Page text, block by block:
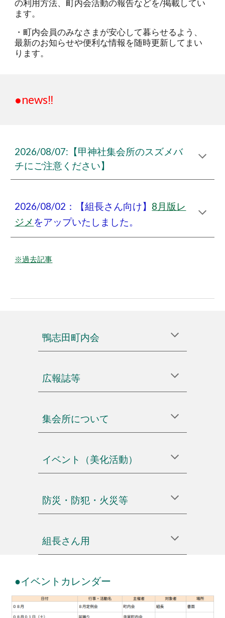
の利用方法、町内会活動の報告などを/掲載してい
ます。
・町内会員のみなさまが安心して暮らせるよう、
最新のお知らせや便利な情報を随時更新してまい
ります。
●news‼
2026/08/07:【甲神社集会所のスズメバ
チにご注意ください】
2026/08/02：【組長さん向け】 8月版レ
ジメ をアップいたしました。
※過去記事
鴨志田町内会
広報誌等
集会所について
イベント（美化活動）
防災・防犯・火災等
組長さん用
●イベントカレンダー